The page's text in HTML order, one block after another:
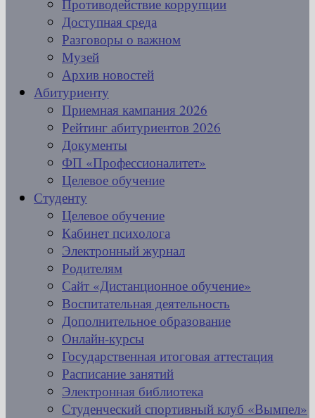
Противодействие коррупции
Доступная среда
Разговоры о важном
Музей
Архив новостей
Абитуриенту
Приемная кампания 2026
Рейтинг абитуриентов 2026
Документы
ФП «Профессионалитет»
Целевое обучение
Студенту
Целевое обучение
Кабинет психолога
Электронный журнал
Родителям
Сайт «Дистанционное обучение»
Воспитательная деятельность
Дополнительное образование
Онлайн-курсы
Государственная итоговая аттестация
Расписание занятий
Электронная библиотека
Студенческий спортивный клуб «Вымпел»